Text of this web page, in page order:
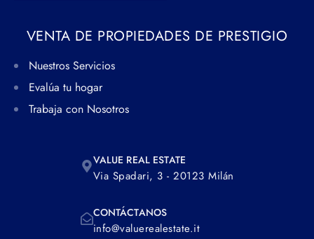
VENTA DE PROPIEDADES DE PRESTIGIO
Nuestros Servicios
Evalúa tu hogar
Trabaja con Nosotros
VALUE REAL ESTATE
Via Spadari, 3 - 20123 Milán
CONTÁCTANOS
info@valuerealestate.it